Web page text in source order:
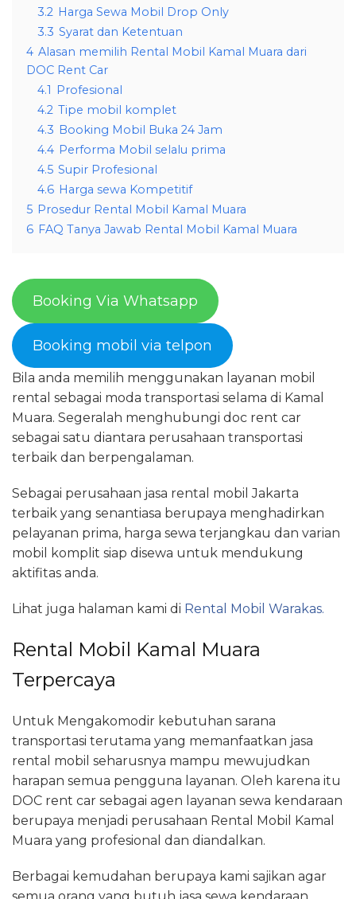
3.2 Harga Sewa Mobil Drop Only
3.3 Syarat dan Ketentuan
4 Alasan memilih Rental Mobil Kamal Muara dari
DOC Rent Car
4.1 Profesional
4.2 Tipe mobil komplet
4.3 Booking Mobil Buka 24 Jam
4.4 Performa Mobil selalu prima
4.5 Supir Profesional
4.6 Harga sewa Kompetitif
5 Prosedur Rental Mobil Kamal Muara
6 FAQ Tanya Jawab Rental Mobil Kamal Muara
Booking Via Whatsapp
Booking mobil via telpon
Bila anda memilih menggunakan layanan mobil
rental sebagai moda transportasi selama di Kamal
Muara. Segeralah menghubungi doc rent car
sebagai satu diantara perusahaan transportasi
terbaik dan berpengalaman.
Sebagai perusahaan jasa rental mobil Jakarta
terbaik yang senantiasa berupaya menghadirkan
pelayanan prima, harga sewa terjangkau dan varian
mobil komplit siap disewa untuk mendukung
aktifitas anda.
Lihat juga halaman kami di Rental Mobil Warakas.
Rental Mobil Kamal Muara
Terpercaya
Untuk Mengakomodir kebutuhan sarana
transportasi terutama yang memanfaatkan jasa
rental mobil seharusnya mampu mewujudkan
harapan semua pengguna layanan. Oleh karena itu
DOC rent car sebagai agen layanan sewa kendaraan
berupaya menjadi perusahaan Rental Mobil Kamal
Muara yang profesional dan diandalkan.
Berbagai kemudahan berupaya kami sajikan agar